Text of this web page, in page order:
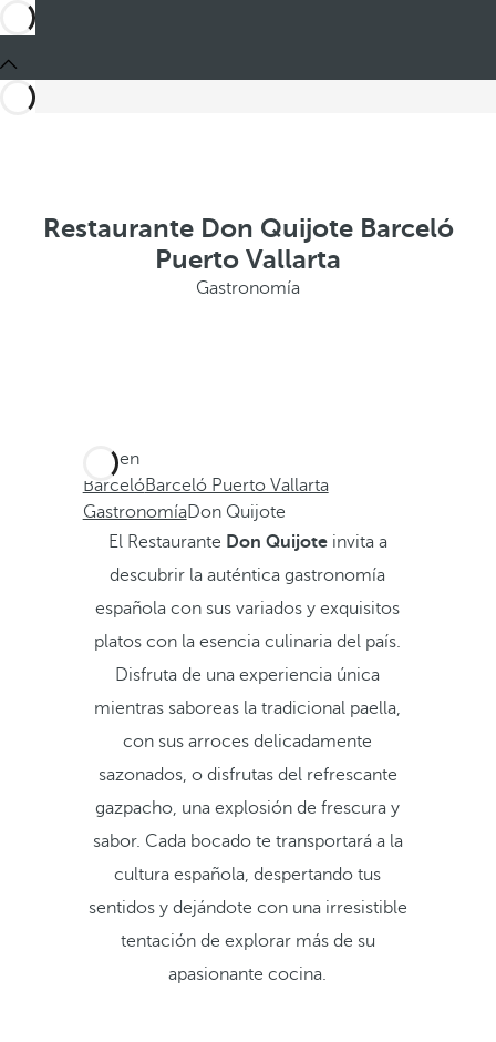
Restaurante Don Quijote Barceló
Puerto Vallarta
Gastronomía
Está en
BarcelóBarceló Puerto Vallarta
GastronomíaDon Quijote
El Restaurante Don Quijoteinvita a
descubrir la auténtica gastronomía
española con sus variados y exquisitos
platos con la esencia culinaria del país.
Disfruta de una experiencia única
mientras saboreas la tradicional paella,
con sus arroces delicadamente
sazonados, o disfrutas del refrescante
gazpacho, una explosión de frescura y
sabor. Cada bocado te transportará a la
cultura española, despertando tus
sentidos y dejándote con una irresistible
tentación de explorar más de su
apasionante cocina.